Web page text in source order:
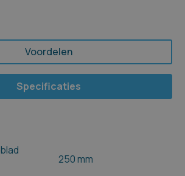
Specificaties
Voordelen
250 mm